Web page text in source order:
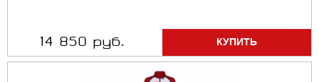
14 850 руб.